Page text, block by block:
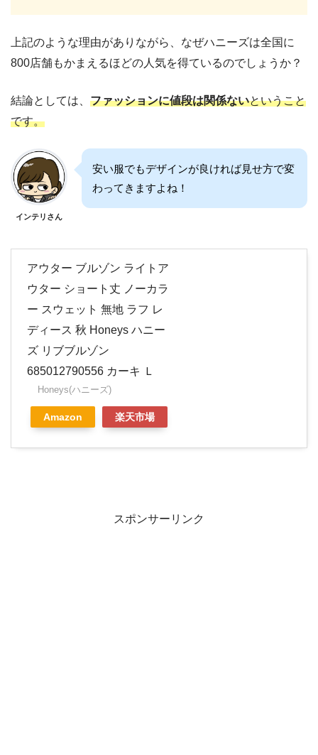
上記のような理由がありながら、なぜハニーズは全国に
800店舗もかまえるほどの人気を得ているのでしょうか？
結論としては、 ファッションに値段は関係ないということ
です。
インテリさん
安い服でもデザインが良ければ見せ方で変
わってきますよね！
アウター ブルゾン ライトア
ウター ショート丈 ノーカラ
ー スウェット 無地 ラフ レ
ディース 秋 Honeys ハニー
ズ リブブルゾン
685012790556 カーキ Ｌ
Honeys(ハニーズ)
Amazon 楽天市場
スポンサーリンク